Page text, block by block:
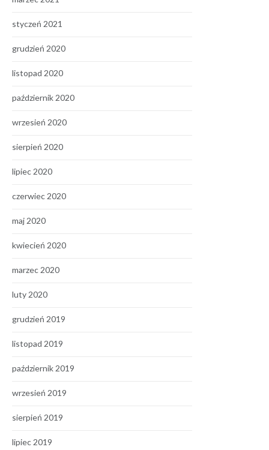
styczeń 2021
grudzień 2020
listopad 2020
październik 2020
wrzesień 2020
sierpień 2020
lipiec 2020
czerwiec 2020
maj 2020
kwiecień 2020
marzec 2020
luty 2020
grudzień 2019
listopad 2019
październik 2019
wrzesień 2019
sierpień 2019
lipiec 2019